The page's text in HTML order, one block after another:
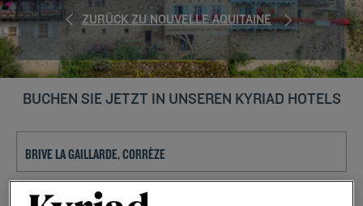
ZURÜCK ZU NOUVELLE AQUITAINE
BUCHEN SIE JETZT IN UNSEREN KYRIAD HOTELS